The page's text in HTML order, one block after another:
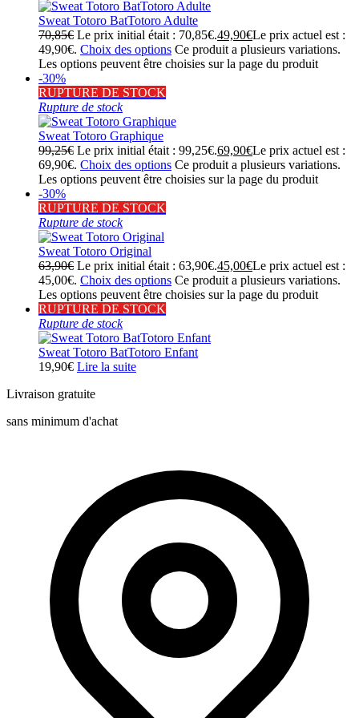
Sweat Totoro BatTotoro Adulte
70,85€ Le prix initial était : 70,85€.49,90€Le prix actuel est :
49,90€. Choix des options Ce produit a plusieurs variations.
Les options peuvent être choisies sur la page du produit
-30%
RUPTURE DE STOCK
Rupture de stock
Sweat Totoro Graphique
99,25€ Le prix initial était : 99,25€.69,90€Le prix actuel est :
69,90€. Choix des options Ce produit a plusieurs variations.
Les options peuvent être choisies sur la page du produit
-30%
RUPTURE DE STOCK
Rupture de stock
Sweat Totoro Original
63,90€ Le prix initial était : 63,90€.45,00€Le prix actuel est :
45,00€. Choix des options Ce produit a plusieurs variations.
Les options peuvent être choisies sur la page du produit
RUPTURE DE STOCK
Rupture de stock
Sweat Totoro BatTotoro Enfant
19,90€ Lire la suite
Livraison gratuite
sans minimum d'achat